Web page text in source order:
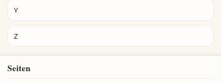
Y
Z
Seiten